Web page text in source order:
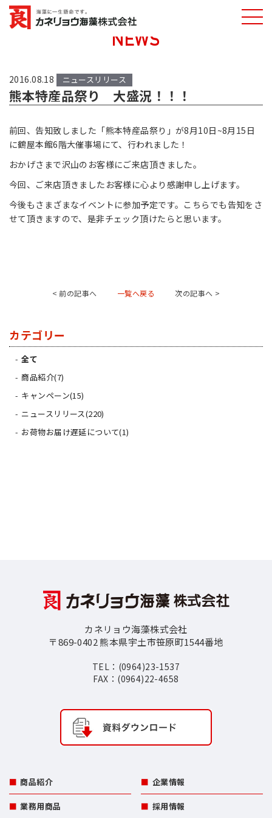
カネリョウ海藻
株式会社
NEWS
2016.08.18 ニュースリリース
熊本特産品祭り 大盛況！！！
前回、告知致しました「熊本特産品祭り」が8月10日~8月15日
に鶴屋本館6階大催事場にて、行われました！
おかげさまで沢山のお客様にご来店頂きました。
今回、ご来店頂きましたお客様に心より感謝申し上げます。
今後もさまざまなイベントに参加予定です。こちらでも告知をさ
せて頂きますので、是非チェック頂けたらと思います。
< 前の記事へ 一覧へ戻る 次の記事へ >
カテゴリー
全て
商品紹介(7)
キャンペーン(15)
ニュースリリース(220)
お荷物お届け遅延について(1)
カネリョウ海藻株式会社
〒869-0402 熊本県宇土市笹原町1544番地
TEL：(0964)23-1537
FAX：(0964)22-4658
商品紹介
業務用商品
企業情報
採用情報